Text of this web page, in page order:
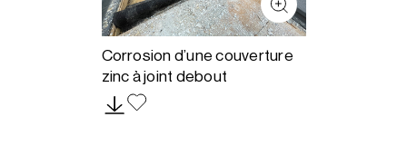
Corrosion d’une couverture
zinc à joint debout